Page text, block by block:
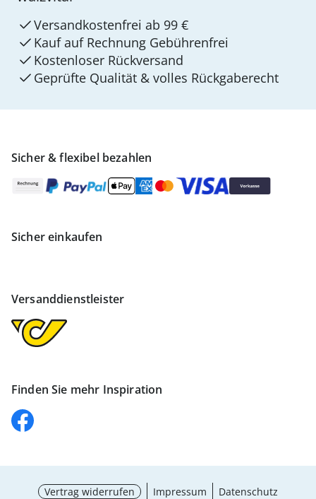
Sicher & flexibel bezahlen
Sicher einkaufen
Versanddienstleister
Finden Sie mehr Inspiration
Versandkostenfrei ab 99 €
Kauf auf Rechnung Gebührenfrei
Kostenloser Rückversand
Geprüfte Qualität & volles Rückgaberecht
Vertrag widerrufen Impressum
Datenschutz